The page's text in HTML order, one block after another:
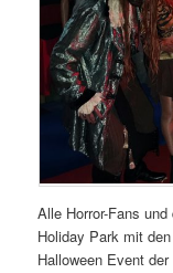
Alle Horror-Fans
Holiday Park mit
Halloween Event der